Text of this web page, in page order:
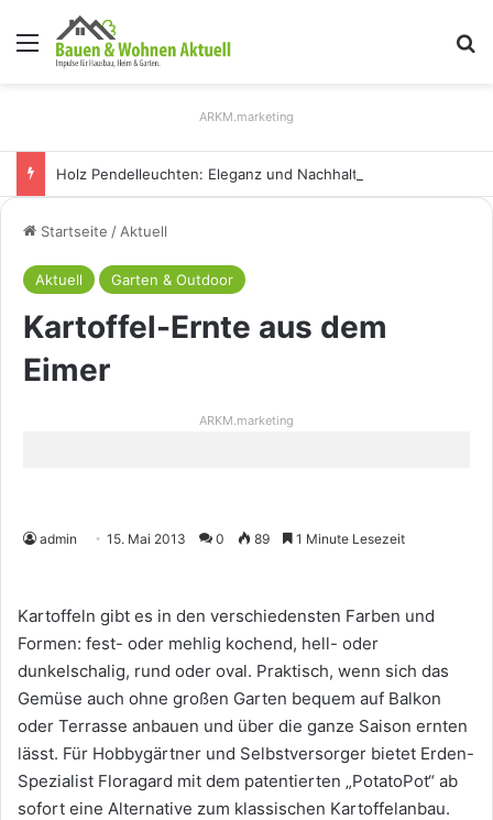
Menü
ARKM.marketing
Startseite / Aktuell
Aktuell Garten & Outdoor
Kartoffel-Ernte aus dem
Eimer
ARKM.marketing
admin 15. Mai 2013 0 89 1 Minute Lesezeit
Kartoffeln gibt es in den verschiedensten Farben und
Formen: fest- oder mehlig kochend, hell- oder
dunkelschalig, rund oder oval. Praktisch, wenn sich das
Gemüse auch ohne großen Garten bequem auf Balkon
oder Terrasse anbauen und über die ganze Saison ernten
lässt. Für Hobbygärtner und Selbstversorger bietet Erden-
Spezialist Floragard mit dem patentierten „PotatoPot“ ab
sofort eine Alternative zum klassischen Kartoffelanbau.